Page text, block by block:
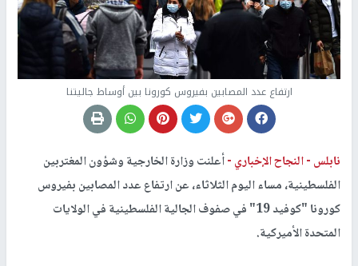
ارتفاع عدد المصابين بفيروس كورونا بين أوساط جاليتنا
نابلس -النجاح الإخباري -أعلنت وزارة الخارجية وشؤون المغتربين
الفلسطينية، مساء اليوم الثلاثاء، عن ارتفاع عدد المصابين بفيروس
كورونا "كوفيد 19" في صفوف الجالية الفلسطينية في الولايات
المتحدة الأميركية.